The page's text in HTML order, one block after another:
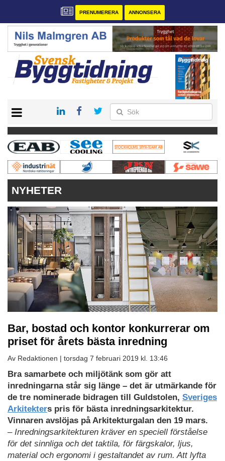
PRENUMERERA ANNONSERA
PRENUMERERA
VÅRA ANDRA MAGASIN
ANNONSERA
KONTAKT
NYHETER
Bar, bostad och kontor konkurrerar om
priset för årets bästa inredning
Av Redaktionen | torsdag 7 februari 2019 kl. 13:46
Bra samarbete och miljötänk som gör att
inredningarna står sig länge – det är utmärkande för
de tre nominerade bidragen till Guldstolen, Sveriges
Arkitekters pris för bästa inredningsarkitektur.
Vinnaren avslöjas på Arkitekturgalan den 19 mars.
– Inredningsarkitekturen kräver en speciell förståelse
för det sinnliga och det taktila, för färgskalor, ljus,
material och ergonomi i gestaltandet av rum. Att lyfta